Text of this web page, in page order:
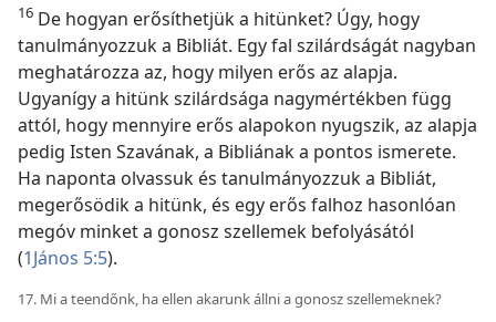
16 De hogyan erősíthetjük a hitünket? Úgy, hogy
tanulmányozzuk a Bibliát. Egy fal szilárdságát nagyban
meghatározza az, hogy milyen erős az alapja.
Ugyanígy a hitünk szilárdsága nagymértékben függ
attól, hogy mennyire erős alapokon nyugszik, az alapja
pedig Isten Szavának, a Bibliának a pontos ismerete.
Ha naponta olvassuk és tanulmányozzuk a Bibliát,
megerősödik a hitünk, és egy erős falhoz hasonlóan
megóv minket a gonosz szellemek befolyásától
(1János 5:5).
17. Mi a teendőnk, ha ellen akarunk állni a gonosz szellemeknek?